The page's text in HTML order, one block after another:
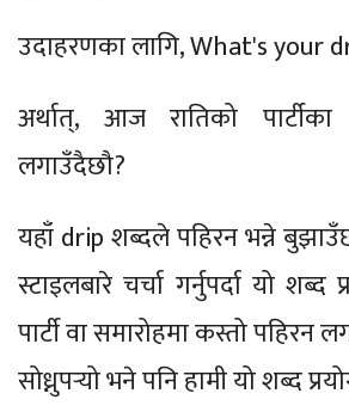
उदाहरणका लागि, What's your
अर्थात्, आज रातिको
लगाउँदैछौ?
यहाँ drip शब्दले पहिरन भन्ने
स्टाइलबारे चर्चा गर्नुपर्दा यो
पार्टी वा समारोहमा कस्तो
सोध्नुपर्‍यो भने पनि हामी यो शब्द